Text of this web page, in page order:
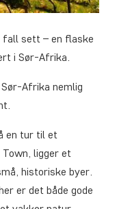
fall sett – en flaske
i Sør-Afrika.
Afrika nemlig
en tur til et
ligger et
historiske byer.
er det både gode